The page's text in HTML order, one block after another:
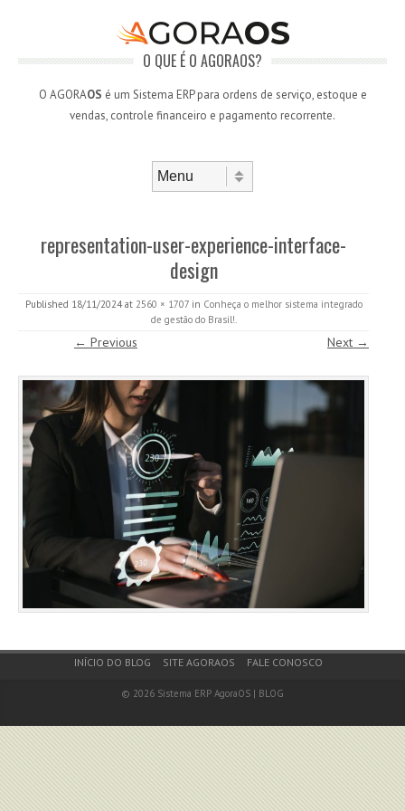
O QUE É O AGORAOS?
O AGORAOS é um Sistema ERP para ordens de serviço, estoque e
vendas, controle financeiro e pagamento recorrente.
representation-user-experience-interface-
design
Published 18/11/2024at 2560 × 1707in Conheça o melhor sistema integrado
de gestão do Brasil!.
← Previous Next →
INÍCIO DO BLOG SITE AGORAOS FALE CONOSCO
© 2026 Sistema ERP AgoraOS | BLOG